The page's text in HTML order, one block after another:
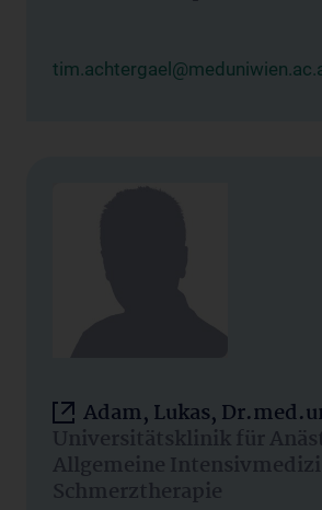
Adam, Lukas,
Universitätsklinik für
Allgemeine
Schmerztherapie